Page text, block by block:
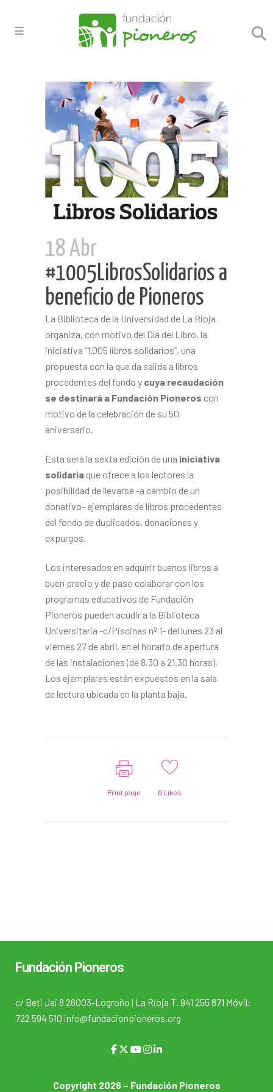
18 Abr
#1005LibrosSolidarios a
beneficio de Pioneros
La Biblioteca de la Universidad de La Rioja
organiza, con motivo del Día del Libro, la
iniciativa “1.005 libros solidarios”, una
propuesta con la que da salida a libros
procedentes del fondo y cuya recaudación
se destinará a Fundación Pioneros con
motivo de la celebración de su 50
aniversario.
Esta será la sexta edición de una iniciativa
solidaria que ofrece a los lectores la
posibilidad de llevarse -a cambio de un
donativo- ejemplares de libros procedentes
del fondo de duplicados, donaciones y
expurgos.
Los interesados en adquirir buenos libros a
buen precio y de paso colaborar con los
programas educativos de Fundación
Pioneros pueden acudir a la Biblioteca
Universitaria -c/Piscinas nº 1- del lunes 23 al
viernes 27 de abril, en el horario de apertura
de las instalaciones (de 8.30 a 21.30 horas).
Los ejemplares están expuestos en la sala
de lectura ubicada en la planta baja.
Print page 0 Likes
Fundación Pioneros
c/ Beti Jai 8 26003-Logroño | La Rioja T. 941 255 871 Móvil:
722 594 510 info@fundacionpioneros.org
Copyright 2026 – Fundación Pioneros